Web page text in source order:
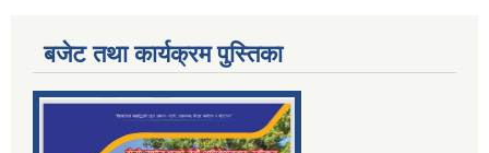
बजेट तथा कार्यक्रम पुस्तिका